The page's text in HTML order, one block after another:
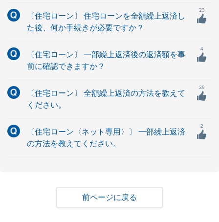
〔住宅ローン〕 住宅ローンを全額繰上返済し
た後、何か手続きが必要ですか？
23
〔住宅ローン〕 一部繰上返済後の返済額を事
前に確認できますか？
4
〔住宅ローン〕 全額繰上返済の方法を教えて
ください。
39
〔住宅ローン〈ネット専用〉〕 一部繰上返済
の方法を教えてください。
2
戻る